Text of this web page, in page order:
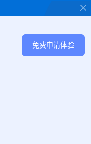
免费申请体验